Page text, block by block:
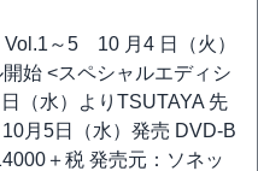
～5 10 月4 日（火）
始 <スペシャルエディシ
（水）よりTSUTAYA 先
月5日（水）発売 DVD-B
＋税 発売元：ソネッ